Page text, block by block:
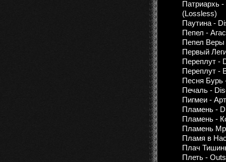
Патриархь
(Lossless)
Паутина -
Пепел -
Пепел Веры
Первый
Переплут -
Переплут -
Песня Бурь
Печаль -
Пигмеи -
Пламень -
Пламень -
Пламень
Пламя в
Плач
Плеть -